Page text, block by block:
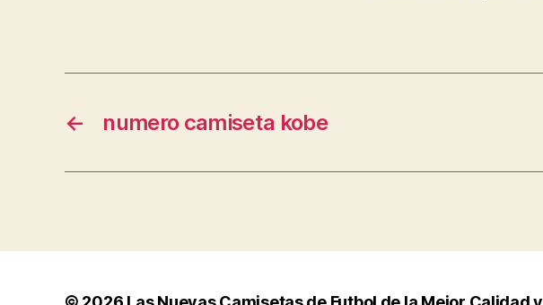
← numero camiseta kobe